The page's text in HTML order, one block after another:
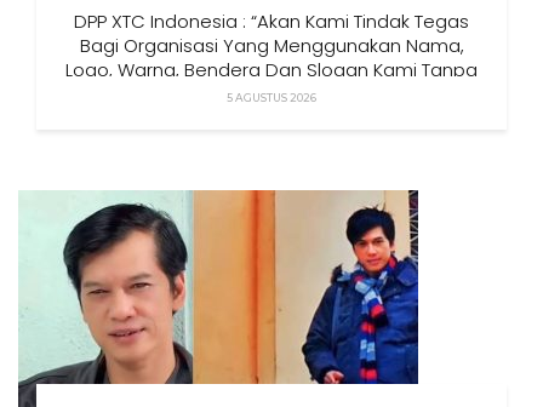
DPP XTC Indonesia : “Akan Kami Tindak Tegas
Bagi Organisasi Yang Menggunakan Nama,
Logo, Warna, Bendera Dan Slogan Kami Tanpa
Izin”
5 AGUSTUS 2026